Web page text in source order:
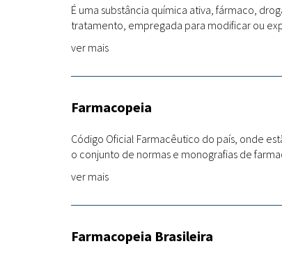
É uma substância química ativa, fármaco,
tratamento, empregada para modificar ou
ver mais
Farmacopeia
Código Oficial Farmacêutico do país, onde
o conjunto de normas e monografias de
ver mais
Farmacopeia Brasileira